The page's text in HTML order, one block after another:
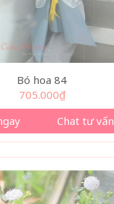
Bó hoa 84
705.000₫
Chat tư vấn